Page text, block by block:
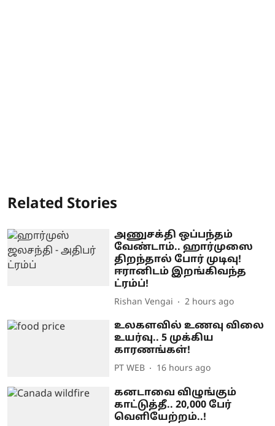
Related Stories
அணுசக்தி ஒப்பந்தம்
வேண்டாம்.. ஹார்முஸை
திறந்தால் போர் முடிவு!
ஈரானிடம் இறங்கிவந்த
ட்ரம்ப்!
Rishan Vengai 2 hours ago
உலகளவில் உணவு விலை
உயர்வு.. 5 முக்கிய
காரணங்கள்!
PT WEB 16 hours ago
கனடாவை விழுங்கும்
காட்டுத்தீ.. 20,000 பேர்
வெளியேற்றம்..!